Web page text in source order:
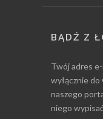
BĄDŹ Z
Twój adres
wyłącznie
naszego
niego wypisać